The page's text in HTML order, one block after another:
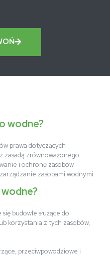
wodne?
prawa dotyczących
zasadą zrównoważonego
i ochronę zasobów
zasobami wodnymi.
budowle służące do
korzystania z tych zasobów,
przeciwpowodziowe i